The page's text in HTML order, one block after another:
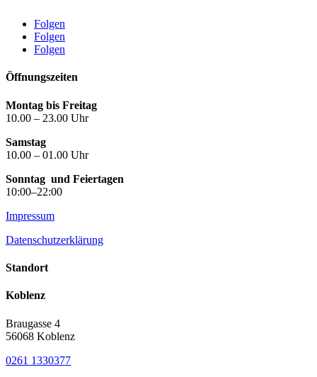
Folgen
Folgen
Folgen
Öffnungszeiten
Montag bis Freitag
10.00 – 23.00 Uhr
Samstag
10.00 – 01.00 Uhr
Sonntag und Feiertagen
10:00–22:00
Impressum
Datenschutzerklärung
Standort
Koblenz
Braugasse 4
56068 Koblenz
0261 1330377